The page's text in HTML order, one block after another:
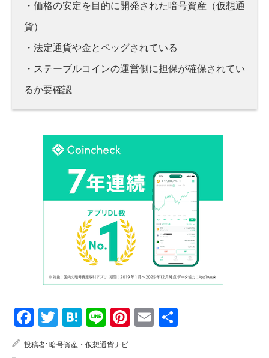
・価格の安定を目的に開発された暗号資産（仮想通
貨）
・法定通貨や金とペッグされている
・ステーブルコインの運営側に担保が確保されてい
るか要確認
Facebook
Twitter
Hatena
LinePinterest
Email
投稿者: 暗号資産・仮想通貨ナビ